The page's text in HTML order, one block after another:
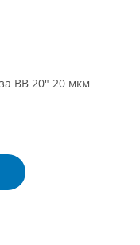
BB 20" 20 мкм